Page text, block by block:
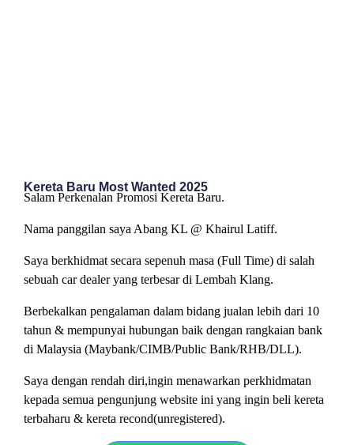
Kereta Baru Most Wanted 2025
Salam Perkenalan Promosi Kereta Baru.
Nama panggilan saya Abang KL @ Khairul Latiff.
Saya berkhidmat secara sepenuh masa (Full Time) di salah
sebuah car dealer yang terbesar di Lembah Klang.
Berbekalkan pengalaman dalam bidang jualan lebih dari 10
tahun & mempunyai hubungan baik dengan rangkaian bank
di Malaysia (Maybank/CIMB/Public Bank/RHB/DLL).
Saya dengan rendah diri,ingin menawarkan perkhidmatan
kepada semua pengunjung website ini yang ingin beli kereta
terbaharu & kereta recond(unregistered).